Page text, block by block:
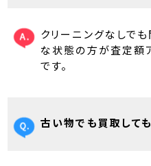
クリーニングなしで
な状態の方が査定額
です。
古い物でも買取して